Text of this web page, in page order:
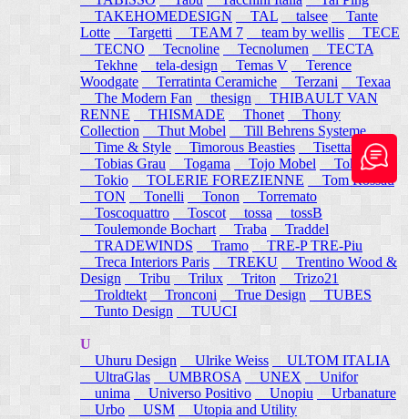
TAKEHOMEDESIGN
TAL talsee
Tante
Lotte
Targetti TEAM 7 team by wellis
TECE
TECNO
Tecnoline Tecnolumen
TECTA
Tekhne
tela-design Temas V
Terence
Woodgate
Terratinta Ceramiche Terzani
Texaa
The Modern Fan
thesign
THIBAULT VAN
RENNE
THISMADE Thonet
Thony
Collection
Thut Mobel
Till Behrens Systeme
Time & Style
Timorous Beasties
Tisettanta
Tobias Grau
Togama Tojo Mobel
Token
Tokio
TOLERIE FOREZIENNE
Tom Rossau
TON
Tonelli Tonon
Torremato
Toscoquattro
Toscot tossa
tossB
Toulemonde Bochart
Traba
Traddel
TRADEWINDS
Tramo
TRE-P TRE-Piu
Treca Interiors Paris
TREKU
Trentino Wood &
Design
Tribu Trilux Triton
Trizo21
Troldtekt Tronconi True Design
TUBES
Tunto Design
TUUCI
U
Uhuru Design
Ulrike Weiss
ULTOM ITALIA
UltraGlas
UMBROSA UNEX
Unifor
unima
Universo Positivo Unopiu
Urbanature
Urbo
USM Utopia and Utility